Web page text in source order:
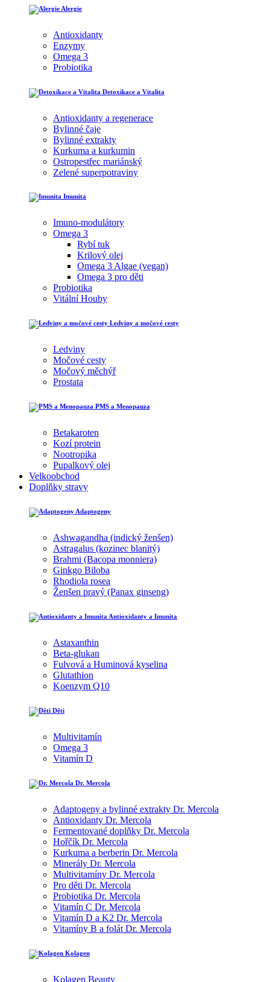
Alergie
Antioxidanty
Enzymy
Omega 3
Probiotika
Detoxikace a Vitalita
Antioxidanty a regenerace
Bylinné čaje
Bylinné extrakty
Kurkuma a kurkumin
Ostropestřec mariánský
Zelené superpotraviny
Imunita
Imuno-modulátory
Omega 3
Rybí tuk
Krilový olej
Omega 3 Algae (vegan)
Omega 3 pro děti
Probiotika
Vitální Houby
Ledviny a močové cesty
Ledviny
Močové cesty
Močový měchýř
Prostata
PMS a Menopauza
Betakaroten
Kozí protein
Nootropika
Pupalkový olej
Velkoobchod
Doplňky stravy
Adaptogeny
Ashwagandha (indický ženšen)
Astragalus (kozinec blanitý)
Brahmi (Bacopa monniera)
Ginkgo Biloba
Rhodiola rosea
Ženšen pravý (Panax ginseng)
Antioxidanty a Imunita
Astaxanthin
Beta-glukan
Fulvová a Huminová kyselina
Glutathion
Koenzym Q10
Děti
Multivitamín
Omega 3
Vitamín D
Dr. Mercola
Adaptogeny a bylinné extrakty Dr. Mercola
Antioxidanty Dr. Mercola
Fermentované doplňky Dr. Mercola
Hořčík Dr. Mercola
Kurkuma a berberin Dr. Mercola
Minerály Dr. Mercola
Multivitamíny Dr. Mercola
Pro děti Dr. Mercola
Probiotika Dr. Mercola
Vitamín C Dr. Mercola
Vitamín D a K2 Dr. Mercola
Vitamíny B a folát Dr. Mercola
Kolagen
Kolagen Beauty